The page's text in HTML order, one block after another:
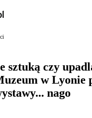
sztuką czy
w Lyonie
nago